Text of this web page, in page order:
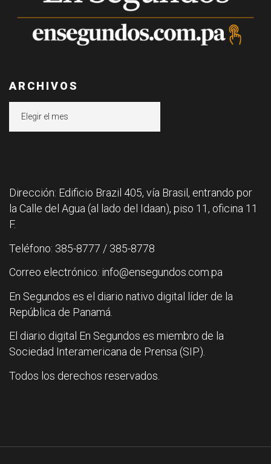
ARCHIVOS
Dirección: Edificio Brazil 405, vía Brasil, entrando por
la Calle del Agua (al lado del Idaan), piso 11, oficina 11
F.
Teléfono: 385-8777 / 385-8778
Correo electrónico: info@ensegundos.com.pa
En Segundos es el diario nativo digital líder de la
República de Panamá.
El diario digital En Segundos es miembro de la
Sociedad Interamericana de Prensa (SIP).
Todos los derechos reservados.